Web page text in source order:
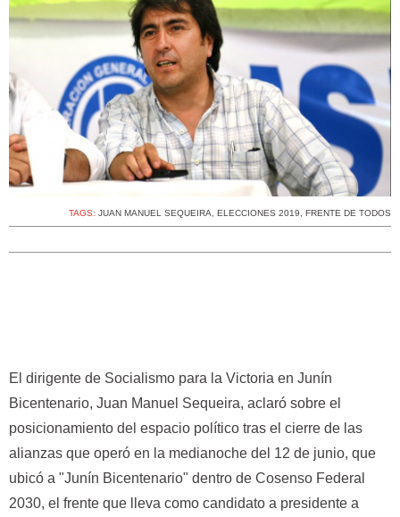
TAGS: JUAN MANUEL SEQUEIRA, ELECCIONES 2019, FRENTE DE TODOS
El dirigente de Socialismo para la Victoria en Junín
Bicentenario, Juan Manuel Sequeira, aclaró sobre el
posicionamiento del espacio político tras el cierre de las
alianzas que operó en la medianoche del 12 de junio, que
ubicó a "Junín Bicentenario" dentro de Cosenso Federal
2030, el frente que lleva como candidato a presidente a